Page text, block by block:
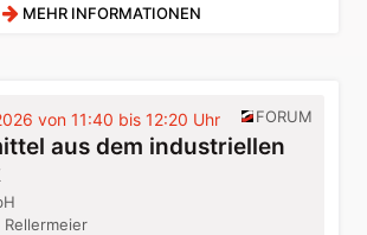
MEHR INFORMATIONEN
von 11:40 bis 12:20 Uhr
aus dem industriellen
FORUM